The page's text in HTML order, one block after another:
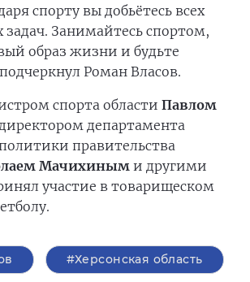
спорту вы добьётесь всех
задач. Занимайтесь спортом,
образ жизни и будьте
Роман Власов.
спорта области Павлом
департамента
правительства
Мачихиным и другими
участие в товарищеском
#Херсонская область